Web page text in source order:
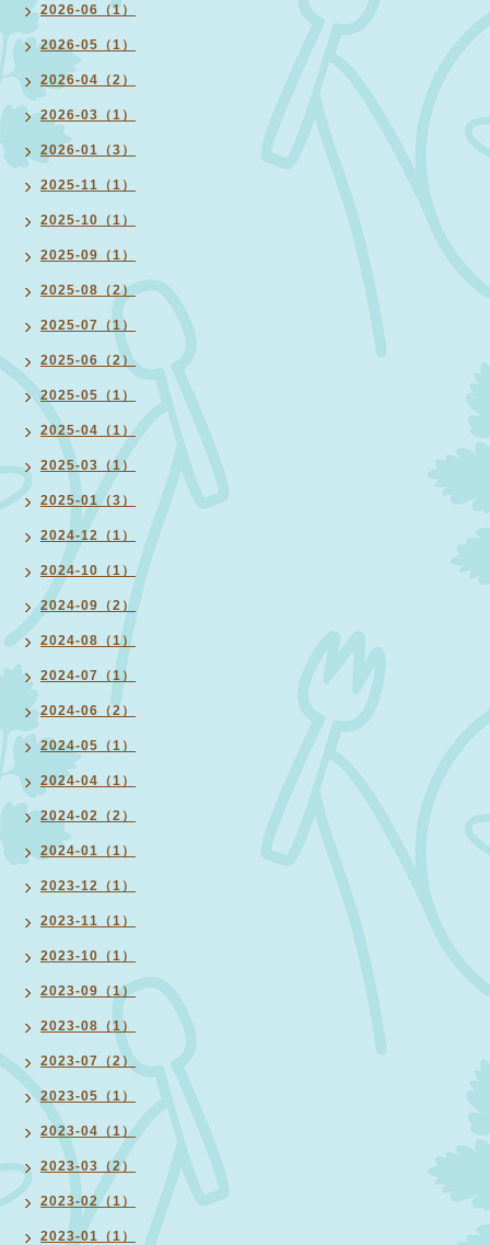
2026-06（1）
2026-05（1）
2026-04（2）
2026-03（1）
2026-01（3）
2025-11（1）
2025-10（1）
2025-09（1）
2025-08（2）
2025-07（1）
2025-06（2）
2025-05（1）
2025-04（1）
2025-03（1）
2025-01（3）
2024-12（1）
2024-10（1）
2024-09（2）
2024-08（1）
2024-07（1）
2024-06（2）
2024-05（1）
2024-04（1）
2024-02（2）
2024-01（1）
2023-12（1）
2023-11（1）
2023-10（1）
2023-09（1）
2023-08（1）
2023-07（2）
2023-05（1）
2023-04（1）
2023-03（2）
2023-02（1）
2023-01（1）